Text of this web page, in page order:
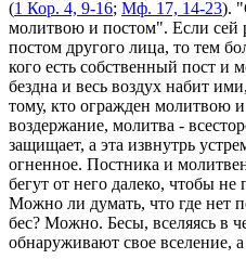
(1 Кор. 4, 9-16; Мф. 17, 14-23).
молитвою и постом". Если сей
постом другого лица, то тем
кого есть собственный пост и
бездна и весь воздух набит
тому, кто огражден молитвою
воздержание, молитва -
защищает, а эта извнутрь
огненное. Постника и
бегут от него далеко, чтобы не
Можно ли думать, что где нет
бес? Можно. Бесы, вселяясь в
обнаруживают свое вселение,